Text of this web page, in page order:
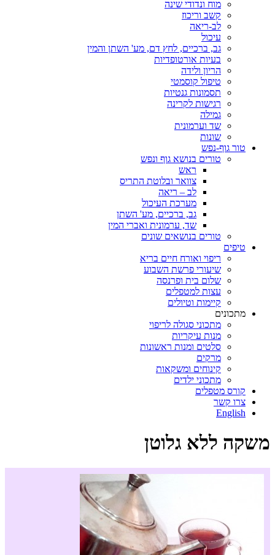
מוח ונדודי שינה
קשב וריכוז
לב-ריאה
עיכול
גב, ברכיים, לחץ דם, מע' השתן והמין
בעיות אורטופדיות
הריון ולידה
טיפול קוסמטי
תסמונות גנטיות
רגישות לקרינה
גמילה
שד וערמונית
שונות
טור גוף-נפש
טורים בנושא גוף ונפש
ראש
צוואר ובלוטת התריס
לב – ריאה
מערכת העיכול
גב, ברכיים, מע' השתן
שד, ערמונית ואברי המין
טורים בנושאים שונים
טיפים
ריפוי ואורח חיים בריא
שיעורי פרשת השבוע
שלום בית ופרנסה
עצות למטפלים
קיימות וטיולים
מתכונים
מתכוני סגולה לריפוי
מנות עיקריות
סלטים ומנות ראשונות
מרקים
קינוחים ומשקאות
מתכוני ילדים
קורס מטפלים
צרו קשר
English
משקה ללא גלוטן